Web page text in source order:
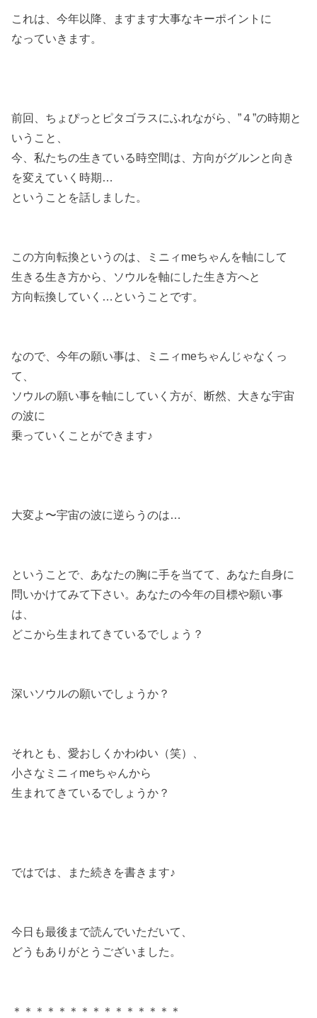
これは、今年以降、ますます大事なキーポイントに
なっていきます。
前回、ちょぴっとピタゴラスにふれながら、”４”の時期と
いうこと、
今、私たちの生きている時空間は、方向がグルンと向き
を変えていく時期…
ということを話しました。
この方向転換というのは、ミニィmeちゃんを軸にして
生きる生き方から、ソウルを軸にした生き方へと
方向転換していく…ということです。
なので、今年の願い事は、ミニィmeちゃんじゃなくっ
て、
ソウルの願い事を軸にしていく方が、断然、大きな宇宙
の波に
乗っていくことができます♪
大変よ〜宇宙の波に逆らうのは…
ということで、あなたの胸に手を当てて、あなた自身に
問いかけてみて下さい。あなたの今年の目標や願い事
は、
どこから生まれてきているでしょう？
深いソウルの願いでしょうか？
それとも、愛おしくかわゆい（笑）、
小さなミニィmeちゃんから
生まれてきているでしょうか？
ではでは、また続きを書きます♪
今日も最後まで読んでいただいて、
どうもありがとうございました。
＊＊＊＊＊＊＊＊＊＊＊＊＊＊＊